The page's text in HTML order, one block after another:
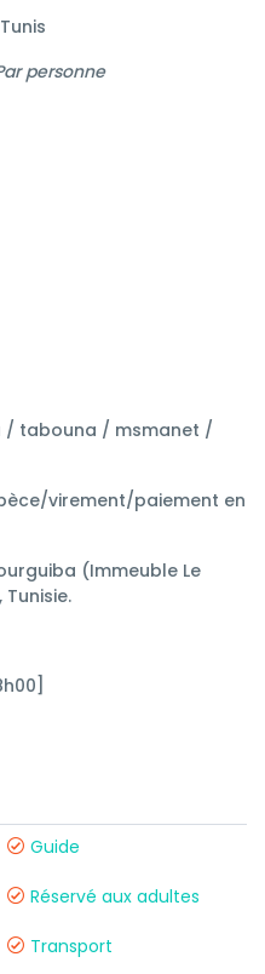
personne
tabouna / msmanet /
virement/paiement en
(Immeuble Le
Guide
Réservé aux adultes
Transport